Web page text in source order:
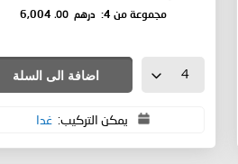
مجموعة من 4: درهم .00
اضافة الى السلة
يمكن التركيب: غدا